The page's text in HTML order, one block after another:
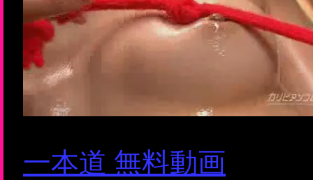
一本道 無料動画